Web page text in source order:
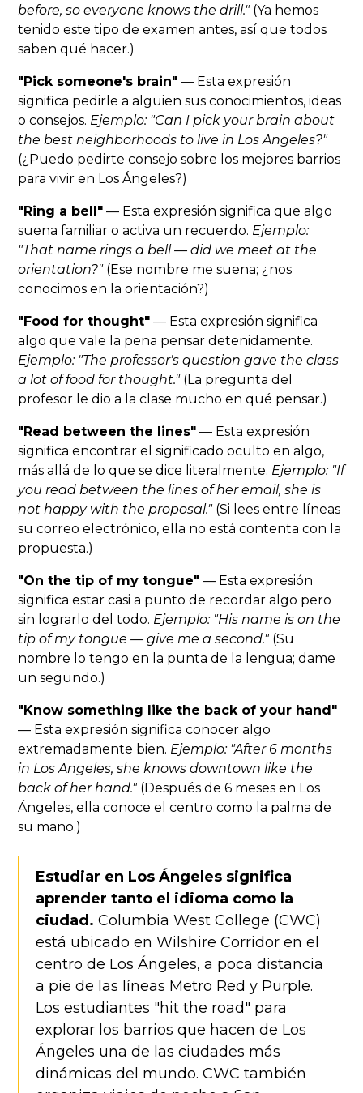
before, so everyone knows the drill."(Ya hemos
tenido este tipo de examen antes, así que todos
saben qué hacer.)
"Pick someone's brain" — Esta expresión
significa pedirle a alguien sus conocimientos, ideas
o consejos. Ejemplo: "Can I pick your brain about
the best neighborhoods to live in Los Angeles?"
(¿Puedo pedirte consejo sobre los mejores barrios
para vivir en Los Ángeles?)
"Ring a bell" — Esta expresión significa que algo
suena familiar o activa un recuerdo. Ejemplo:
"That name rings a bell — did we meet at the
orientation?"(Ese nombre me suena; ¿nos
conocimos en la orientación?)
"Food for thought" — Esta expresión significa
algo que vale la pena pensar detenidamente.
Ejemplo: "The professor's question gave the class
a lot of food for thought."(La pregunta del
profesor le dio a la clase mucho en qué pensar.)
"Read between the lines" — Esta expresión
significa encontrar el significado oculto en algo,
más allá de lo que se dice literalmente. Ejemplo: "If
you read between the lines of her email, she is
not happy with the proposal."(Si lees entre líneas
su correo electrónico, ella no está contenta con la
propuesta.)
"On the tip of my tongue" — Esta expresión
significa estar casi a punto de recordar algo pero
sin lograrlo del todo. Ejemplo: "His name is on the
tip of my tongue — give me a second."(Su
nombre lo tengo en la punta de la lengua; dame
un segundo.)
"Know something like the back of your hand"
— Esta expresión significa conocer algo
extremadamente bien. Ejemplo: "After 6 months
in Los Angeles, she knows downtown like the
back of her hand."(Después de 6 meses en Los
Ángeles, ella conoce el centro como la palma de
su mano.)
Estudiar en Los Ángeles significa
aprender tanto el idioma como la
ciudad. Columbia West College (CWC)
está ubicado en Wilshire Corridor en el
centro de Los Ángeles, a poca distancia
a pie de las líneas Metro Red y Purple.
Los estudiantes "hit the road" para
explorar los barrios que hacen de Los
Ángeles una de las ciudades más
dinámicas del mundo. CWC también